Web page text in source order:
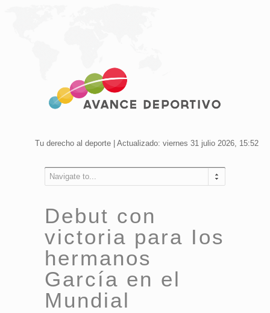
Tu derecho al deporte | Actualizado: viernes 31 julio 2026, 15:52
Navigate to...
Debut con
victoria para Ios
hermanos
García en el
Mundial